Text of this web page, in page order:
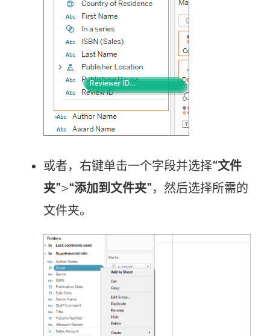
或者，右键单击一个字段并选择“文件
夹”>“添加到文件夹”，然后选择所需的
文件夹。